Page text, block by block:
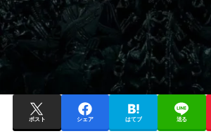
ポスト シェア はてブ 送る